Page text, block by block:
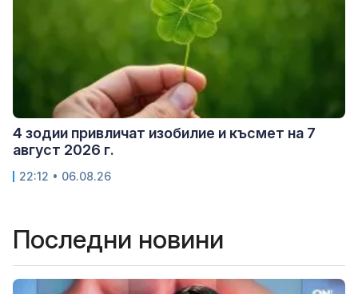
4 зодии привличат изобилие и късмет на 7
август 2026 г.
22:12 • 06.08.26
Последни новини